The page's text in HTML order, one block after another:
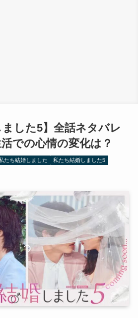
ました5】全話ネタバレ
での心情の変化は？
たち結婚しました 私たち結婚しました5